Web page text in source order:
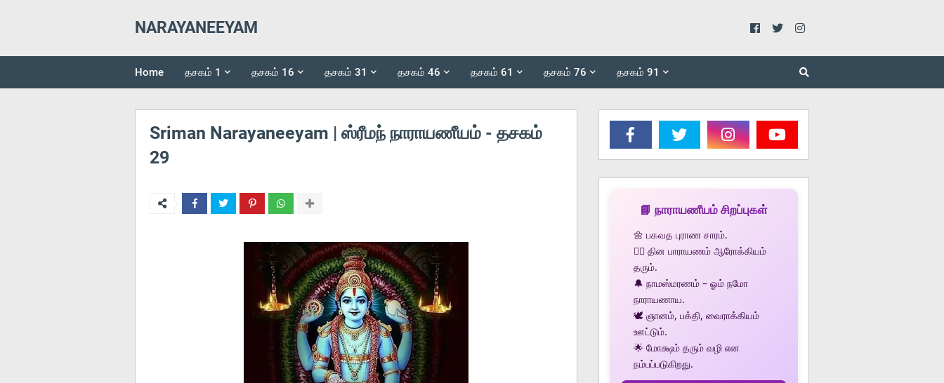
NARAYANEEYAM
Home தசகம் 1 தசகம் 16 தசகம் 31 தசகம் 46 தசகம் 61 தசகம் 76 தசகம் 91
Sriman Narayaneeyam | ஸ்ரீமந் நாராயணீயம் - தசகம்
29
📘 நாராயணீயம் சிறப்புகள்
🌼 பகவத புராண சாரம்.
🧘‍♂️ தின பாராயணம் ஆரோக்கியம்
தரும்.
🔔 நாமஸ்மரணம் – ஓம் நமோ
நாராயணாய.
🕊️ ஞானம், பக்தி, வைராக்கியம்
ஊட்டும்.
🌟 மோக்ஷம் தரும் வழி என
நம்பப்படுகிறது.